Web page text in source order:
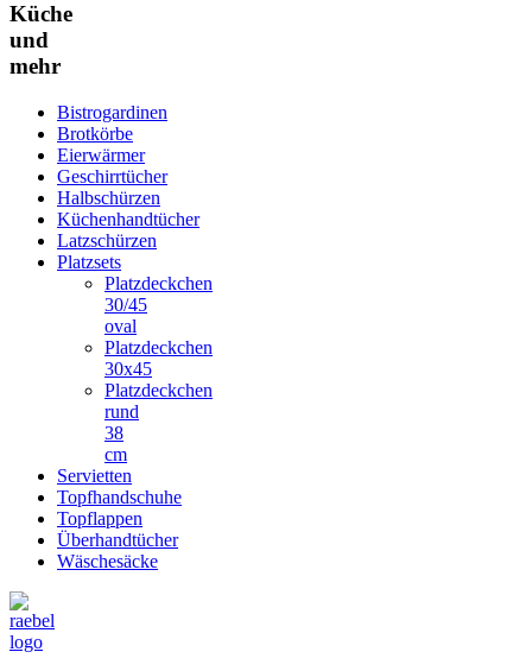
Küche
und
mehr
Bistrogardinen
Brotkörbe
Eierwärmer
Geschirrtücher
Halbschürzen
Küchenhandtücher
Latzschürzen
Platzsets
Platzdeckchen
30/45
oval
Platzdeckchen
30x45
Platzdeckchen
rund
38
cm
Servietten
Topfhandschuhe
Topflappen
Überhandtücher
Wäschesäcke